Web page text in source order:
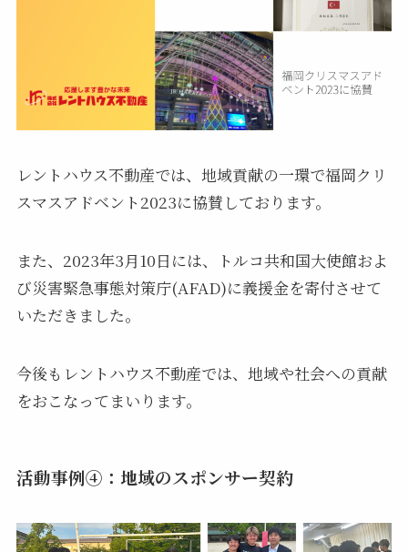
レントハウス不動産では、地域貢献の一環で福岡クリ
スマスアドベント2023に協賛しております。
また、2023年3月10日には、トルコ共和国大使館およ
び災害緊急事態対策庁(AFAD)に義援金を寄付させて
いただきました。
今後もレントハウス不動産では、地域や社会への貢献
をおこなってまいります。
活動事例④：地域のスポンサー契約